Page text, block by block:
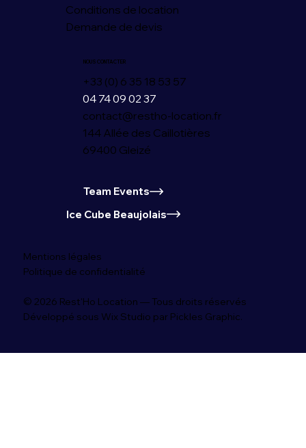
Conditions de location
Demande de devis
Mentions légales
Politique de confidentialité
© 2026 Rest'Ho Location — Tous droits réservés
Développé sous Wix Studio par Pickles Graphic.
NOUS CONTACTER
+33 (0) 6 35 18 53 57
04 74 09 02 37
contact@restho-location.fr
144 Allée des Caillotières
69400 Gleizé
Team Events
Ice Cube Beaujolais